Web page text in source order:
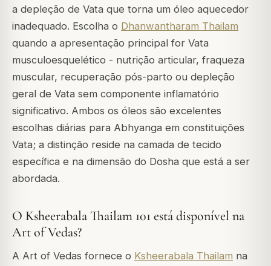
a depleção de Vata que torna um óleo aquecedor
inadequado. Escolha o Dhanwantharam Thailam
quando a apresentação principal for Vata
musculoesquelético - nutrição articular, fraqueza
muscular, recuperação pós-parto ou depleção
geral de Vata sem componente inflamatório
significativo. Ambos os óleos são excelentes
escolhas diárias para Abhyanga em constituições
Vata; a distinção reside na camada de tecido
específica e na dimensão do Dosha que está a ser
abordada.
O Ksheerabala Thailam 101 está disponível na
Art of Vedas?
A Art of Vedas fornece o Ksheerabala Thailam na